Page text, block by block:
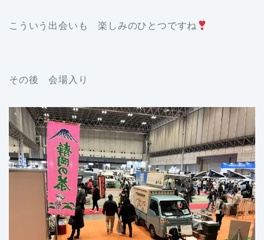
こういう出会いも 楽しみのひとつですね
その後 会場入り